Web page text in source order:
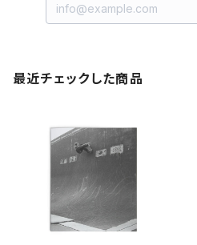
最近チェックした商品